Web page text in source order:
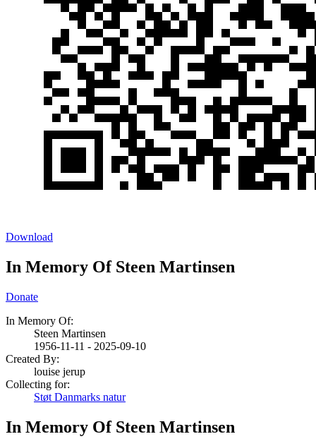
Download
In Memory Of Steen Martinsen
Donate
In Memory Of:
Steen Martinsen
1956-11-11 - 2025-09-10
Created By:
louise jerup
Collecting for:
Støt Danmarks natur
In Memory Of Steen Martinsen